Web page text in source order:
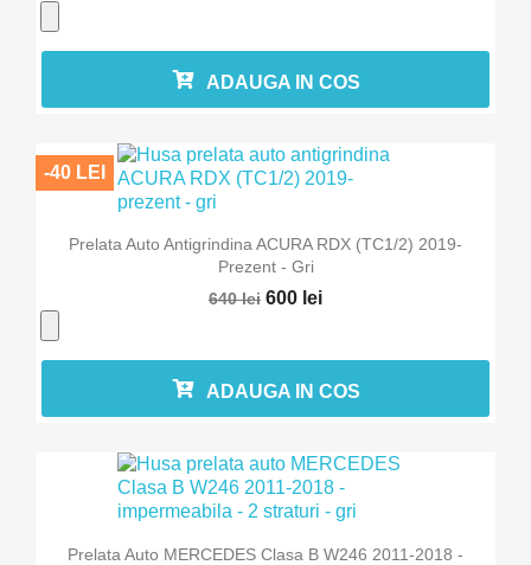
ADAUGA IN COS
Prelata Auto Antigrindina ACURA RDX (TC1/2) 2019-
Prezent - Gri
640 lei 600 lei
-40 LEI
ADAUGA IN COS
Prelata Auto MERCEDES Clasa B W246 2011-2018 -